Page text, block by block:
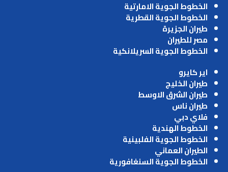
الخطوط الجوية الامارتية
الخطوط الجوية القطرية
طيران الجزيرة
مصر للطيران
الخطوط الجوية السريلانكية
اير كايرو
طيران الخليج
طيران الشرق الاوسط
طيران ناس
فلاي دبي
الخطوط الهندية
الخطوط الجوية الفلبينية
الطيران العماني
الخطوط الجوية السنغافورية